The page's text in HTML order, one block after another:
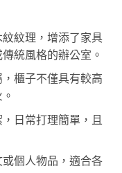
紋理，增添了家具
統風格的辦公室。
櫃子不僅具有較高
日常打理簡單，且
個人物品，適合各